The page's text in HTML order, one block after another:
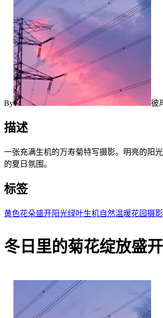
By 彼
描述
一张充满生机的万寿菊特写摄影。明亮的阳
的夏日氛围。
标签
黄色花朵盛开阳光绿叶生机自然温暖花园摄影
冬日里的菊花绽放盛开